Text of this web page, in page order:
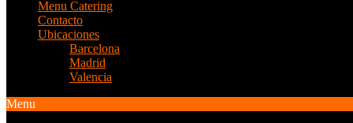
Menu Catering
Contacto
Ubicaciones
Barcelona
Madrid
Valencia
Menu